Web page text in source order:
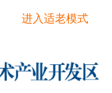
进入适老模式